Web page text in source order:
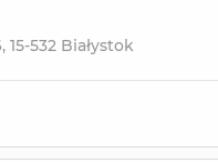
532 Białystok